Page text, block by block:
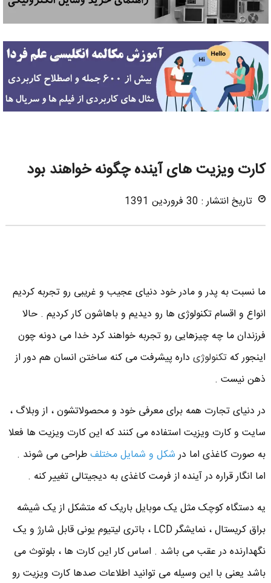
کارت ویزیت های آینده چگونه خواهند بود
تاریخ انتشار : 30 فروردین 1391
ما نسبت به پدر و مادر خود دنیای عجیب و غریبی رو تجربه کردیم
انواع و اقسام تکنولوژی ها رو دیدیم و باهاشون کار کردیم . حالا
فرزندان ما چه چیزهایی رو تجربه خواهند کرد خدا می دونه چون
اینجور که تکنولوژی داره پیشرفت می کنه ساختن انسان هم دور از
ذهن نیست .
در دنیای تجارت همه برای معرفی خود و محصولاتشون ، از وبلاگ ،
سایت و کارت ویزیت استفاده می کنند که این کارت ویزیت ها فعلا
به صورت کاغذی اما درشکل و شمایل مختلفطراحی می شوند .
اما انگار قراره در آینده از فرمت کاغذی به دیجیتالی تغییر کنه .
یه دستگاه کوچک مثل یک موبایل باریک که متشکل از یک شیشه
براق کریستال ، نمایشگر LCD ، باتری لیتیوم یونی قابل شارژ و یک
نگهدارنده در عقب می باشد . اساس کار این کارت ها ، بلوتوث می
باشد یعنی با این وسیله می توانید اطلاعات صدها کارت ویزیت رو